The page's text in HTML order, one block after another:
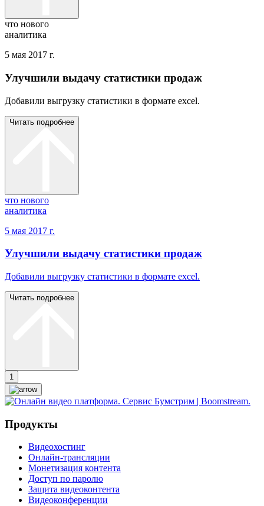
что нового
аналитика
5 мая 2017 г.
Улучшили выдачу статистики продаж
Добавили выгрузку статистики в формате еxcel.
Читать подробнее
что нового
аналитика
5 мая 2017 г.
Улучшили выдачу статистики продаж
Добавили выгрузку статистики в формате еxcel.
Читать подробнее
1
Продукты
Видеохостинг
Онлайн-трансляции
Монетизация контента
Доступ по паролю
Защита видеоконтента
Видеоконференции